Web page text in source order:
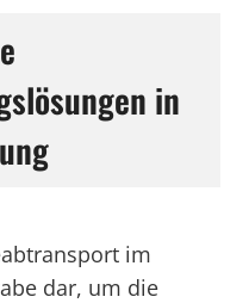
in
im
dar, um die